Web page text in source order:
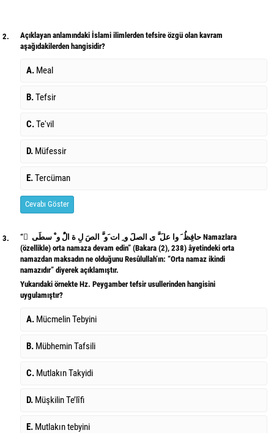
2.
Açıklayan anlamındaki İslami ilimlerden tefsire özgü olan kavram
aşağıdakilerden hangisidir?
A. Meal
B.Tefsir
C.Te'vil
D. Müfessir
E.Tercüman
Cevabı Göster
3.
“ َ حافِظُ َ وا علَ َّ ى الصلََ و ِ ات َو َّ الصَ لِ ة الُْ و ْ سطَى Namazlara
(özellikle) orta namaza devam edin” (Bakara (2), 238) âyetindeki orta
namazdan maksadın ne olduğunu Resûlullah’ın: “Orta namaz ikindi
namazıdır” diyerek açıklamıştır.
Yukarıdaki örnekte Hz. Peygamber tefsir usullerinden hangisini
uygulamıştır?
A. Mücmelin Tebyini
B. Mübhemin Tafsili
C. Mutlakın Takyidi
D. Müşkilin Te’lîfi
E. Mutlakın tebyini